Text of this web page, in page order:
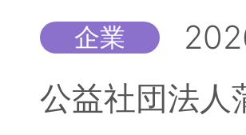
企業
公益社団法人